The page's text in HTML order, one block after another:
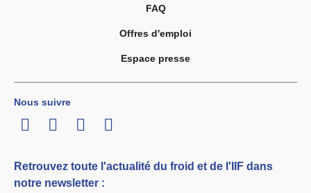
FAQ
Offres d'emploi
Espace presse
Nous suivre
LinkedInTwitterFacebook
Youtube
Retrouvez toute l'actualité du froid et de l'IIF dans
notre newsletter :